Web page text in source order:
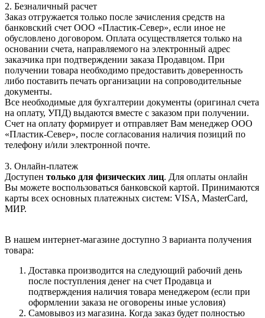
2. Безналичный расчет
Заказ отгружается только после зачисления средств на
банковский счет ООО «Пластик-Север», если иное не
обусловлено договором. Оплата осуществляется только на
основании счета, направляемого на электронный адрес
заказчика при подтверждении заказа Продавцом. При
получении товара необходимо предоставить доверенность
либо поставить печать организации на сопроводительные
документы.
Все необходимые для бухгалтерии документы (оригинал счета
на оплату, УПД) выдаются вместе с заказом при получении.
Счет на оплату формирует и отправляет Вам менеджер ООО
«Пластик-Север», после согласования наличия позиций по
телефону и/или электронной почте.
3. Онлайн-платеж
Доступен только для физических лиц. Для оплаты онлайн
Вы можете воспользоваться банковской картой. Принимаются
карты всех основных платежных систем: VISA, MasterCard,
МИР.
В нашем интернет-магазине доступно 3 варианта получения
товара:
Доставка производится на следующий рабочий день
после поступления денег на счет Продавца и
подтверждения наличия товара менеджером (если при
оформлении заказа не оговорены иные условия)
Самовывоз из магазина. Когда заказ будет полностью